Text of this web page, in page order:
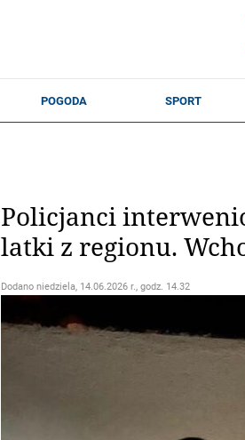
Policjanci
latki z regionu.
Dodano niedziela, 14.06.2026 r., godz. 14.32